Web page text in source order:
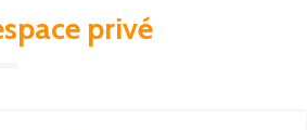
privé